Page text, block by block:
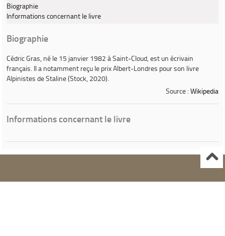
Biographie
Informations concernant le livre
Biographie
Cédric Gras, né le 15 janvier 1982 à Saint-Cloud, est un écrivain
français. Il a notamment reçu le prix Albert-Londres pour son livre
Alpinistes de Staline(Stock, 2020).
Source : Wikipedia
Informations concernant le livre